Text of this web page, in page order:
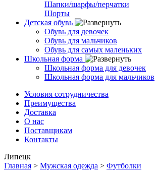
Шапки/шарфы/перчатки
Шорты
Детская обувь
Обувь для девочек
Обувь для мальчиков
Обувь для самых маленьких
Школьная форма
Школьная форма для девочек
Школьная форма для мальчиков
Условия сотрудничества
Преимущества
Доставка
О нас
Поставщикам
Контакты
Липецк
Главная > Мужская одежда > Футболки